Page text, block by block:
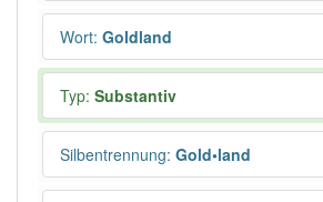
Wort: Goldland
Typ: Substantiv
Silbentrennung: Gold•land